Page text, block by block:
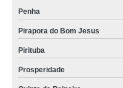
Penha
Pirapora do Bom Jesus
Pirituba
Prosperidade